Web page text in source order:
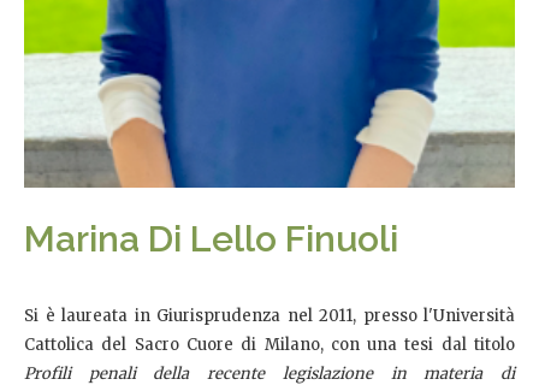
Marina Di Lello Finuoli
Si è laureata in Giurisprudenza nel 2011, presso l'Università
Cattolica del Sacro Cuore di Milano, con una tesi dal titolo
Profili penali della recente legislazione in materia di